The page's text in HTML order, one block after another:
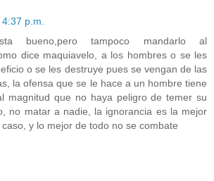
4:37 p.m.
bueno,pero tampoco mandarlo al
dice maquiavelo, a los hombres o se les
o se les destruye pues se vengan de las
la ofensa que se le hace a un hombre tiene
magnitud que no haya peligro de temer su
no matar a nadie, la ignorancia es la mejor
y lo mejor de todo no se combate